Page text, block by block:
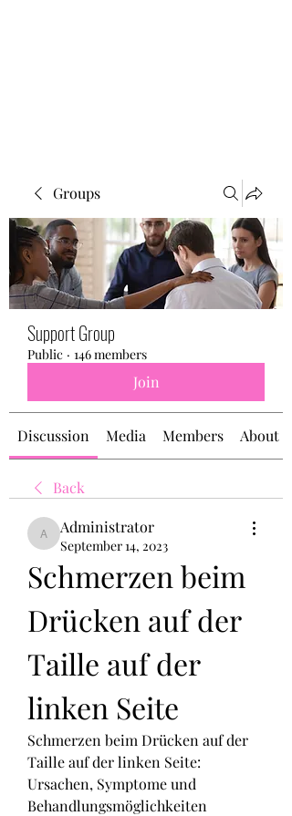
Groups
Support Group
Public · 146 members
Join
Discussion Media Members About
Back
Administrator
Administrator
September 14, 2023
Schmerzen beim
Drücken auf der
Taille auf der
linken Seite
Schmerzen beim Drücken auf der
Taille auf der linken Seite:
Ursachen, Symptome und
Behandlungsmöglichkeiten